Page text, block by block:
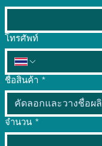
โทรศัพท์
ชื่อสินค้า *
จำนวน *